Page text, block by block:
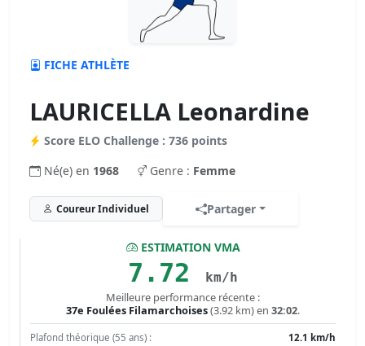
FICHE ATHLÈTE
LAURICELLA Leonardine
Score ELO Challenge : 736 points
Né(e) en 1968 Genre : Femme
Coureur Individuel Partager
ESTIMATION VMA
7.72 km/h
Meilleure performance récente :
37e Foulées Filamarchoises(3.92 km) en 32:02.
Plafond théorique (55 ans) :
12.1 km/h